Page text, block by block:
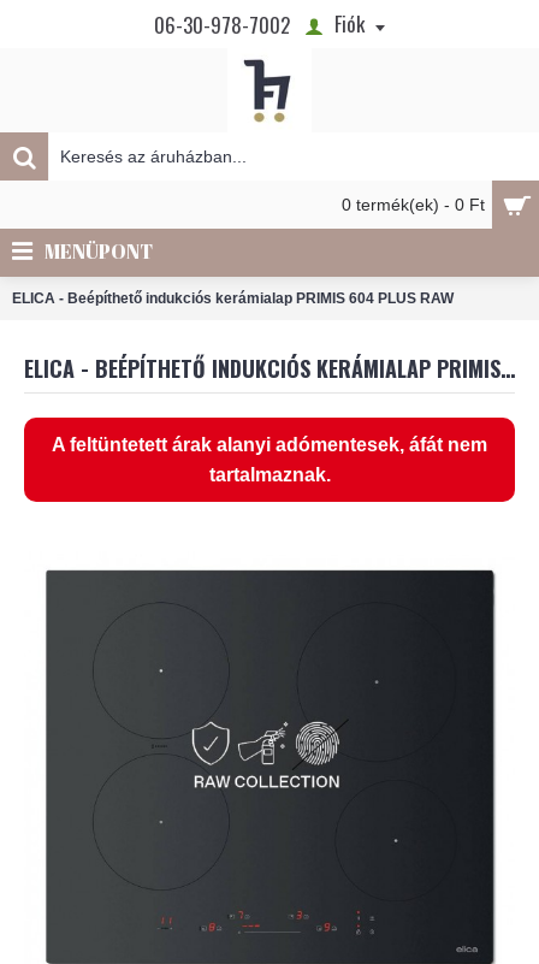
06-30-978-7002 Fiók
0 termék(ek) - 0 Ft
MENÜPONT
ELICA - Beépíthető indukciós kerámialap PRIMIS 604 PLUS RAW
ELICA - BEÉPÍTHETŐ INDUKCIÓS KERÁMIALAP PRIMIS 604 PLUS RAW
A feltüntetett árak alanyi adómentesek, áfát nem
tartalmaznak.